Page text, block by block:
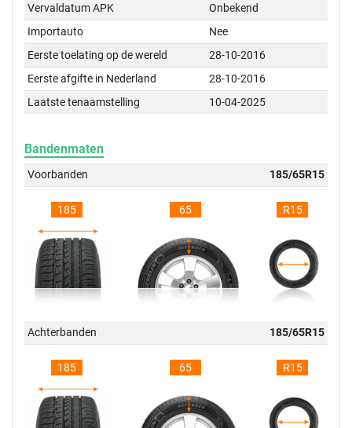
Vervaldatum APK
Onbekend
Importauto
Nee
Eerste toelating op de wereld
28-10-2016
Eerste afgifte in Nederland
28-10-2016
Laatste tenaamstelling
10-04-2025
Bandenmaten
Voorbanden 185/65R15
185 65 R15
Achterbanden 185/65R15
185 65 R15